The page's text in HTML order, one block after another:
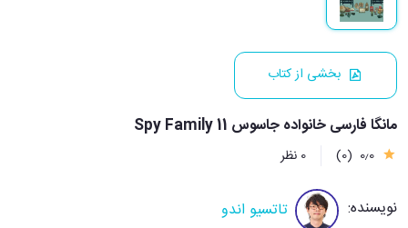
بخشی از کتاب
مانگا فارسی خانواده جاسوس Spy Family 11
0٫0 (0) 0 نظر
نویسنده: تاتسیو اندو